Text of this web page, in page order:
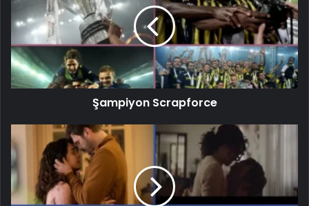
Şampiyon Scrapforce